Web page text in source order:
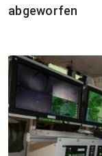
abgeworfen